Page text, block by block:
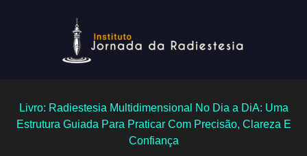
Livro: Radiestesia Multidimensional No Dia a DiA: Uma
Estrutura Guiada Para Praticar Com Precisão, Clareza E
Confiança